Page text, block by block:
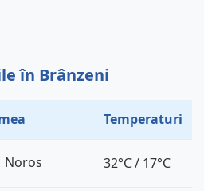
în Brânzeni
Temperaturi
Noros 32°C / 17°C